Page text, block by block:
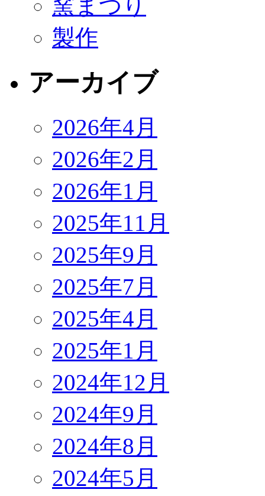
窯まつり
製作
アーカイブ
2026年4月
2026年2月
2026年1月
2025年11月
2025年9月
2025年7月
2025年4月
2025年1月
2024年12月
2024年9月
2024年8月
2024年5月